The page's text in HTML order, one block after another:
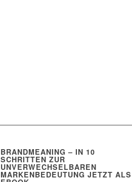
BRANDMEANING – IN 10
SCHRITTEN ZUR
UNVERWECHSELBAREN
MARKENBEDEUTUNG JETZT ALS